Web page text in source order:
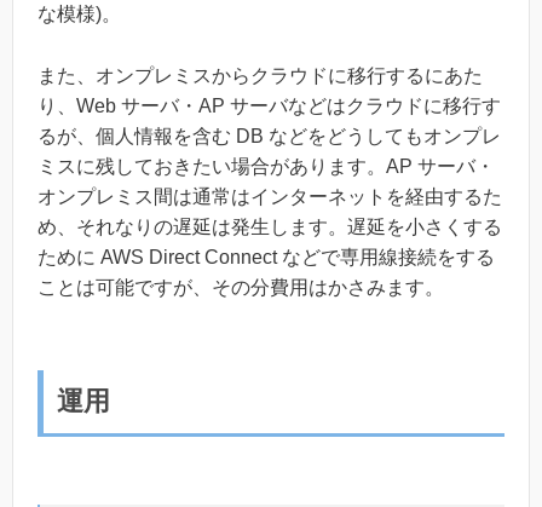
な模様)。
また、オンプレミスからクラウドに移行するにあた
り、Web サーバ・AP サーバなどはクラウドに移行す
るが、個人情報を含む DB などをどうしてもオンプレ
ミスに残しておきたい場合があります。AP サーバ・
オンプレミス間は通常はインターネットを経由するた
め、それなりの遅延は発生します。遅延を小さくする
ために AWS Direct Connect などで専用線接続をする
ことは可能ですが、その分費用はかさみます。
運用